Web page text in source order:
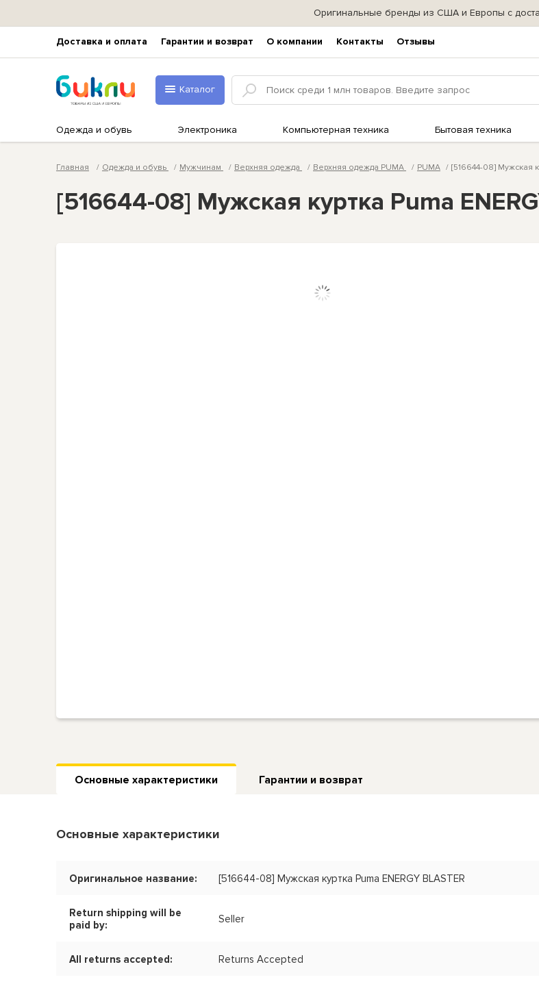
Оригинальные бренды из США и Европы с
Доставка и оплата Гарантии и возврат О компании Контакты Отзывы
Каталог
Одежда и обувь Электроника Компьютерная техника Бытовая техника
Главная Одежда и обувь Мужчинам Верхняя одежда Верхняя одежда PUMA PUMA [516644-08] Мужская
[516644-08] Мужская куртка Puma
Основные характеристики Гарантии и возврат
Основные характеристики
Оригинальное название: [516644-08] Мужская куртка Puma ENERGY BLASTER
Return shipping will be
paid by:
Seller
All returns accepted: Returns Accepted